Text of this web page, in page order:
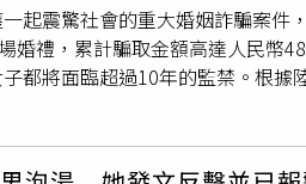
氣氛急速升溫。導演在拍攝時採
，播出後觀眾紛紛激動表示這段
上，張凌赫跟田曦薇就曾同框亮
少人都感到相當興奮，對於觀眾
起震驚社會的重大婚姻詐騙案件
婚禮，累計騙取金額高達人民幣
都將面臨超過10年的監禁。根據
成年後她在明知自己已婚的情況
彩禮；先是對一名梁姓男子騙取
與不同對象舉辦多場婚禮，5年